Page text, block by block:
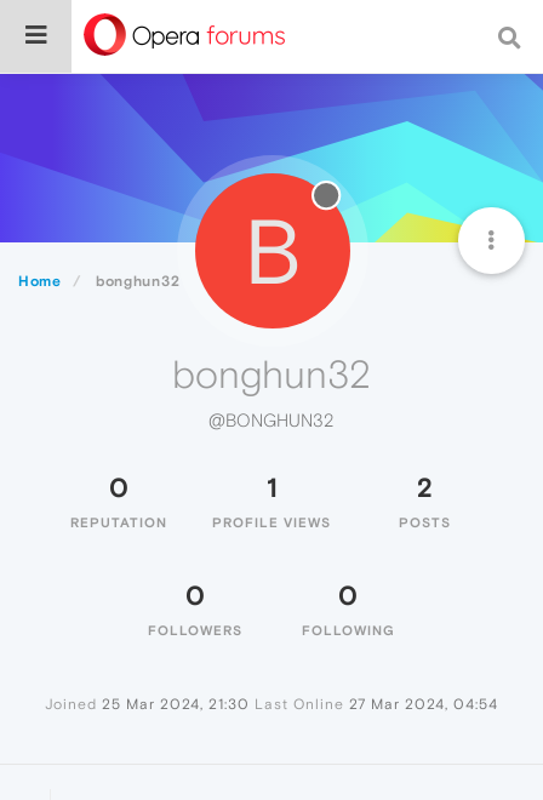
Home bonghun32 B
bonghun32
@BONGHUN32
0
REPUTATION
1
PROFILE VIEWS
2
POSTS
0
FOLLOWERS
0
FOLLOWING
Joined 25 Mar 2024, 21:30 Last Online 27 Mar 2024, 04:54